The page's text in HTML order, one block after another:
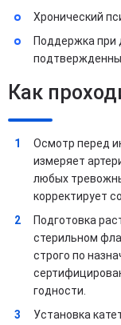
Хронический
Поддержка при
Как
Осмотр перед
измеряет
любых
корректирует
Подготовка
стерильном
строго по
годности.
Установка